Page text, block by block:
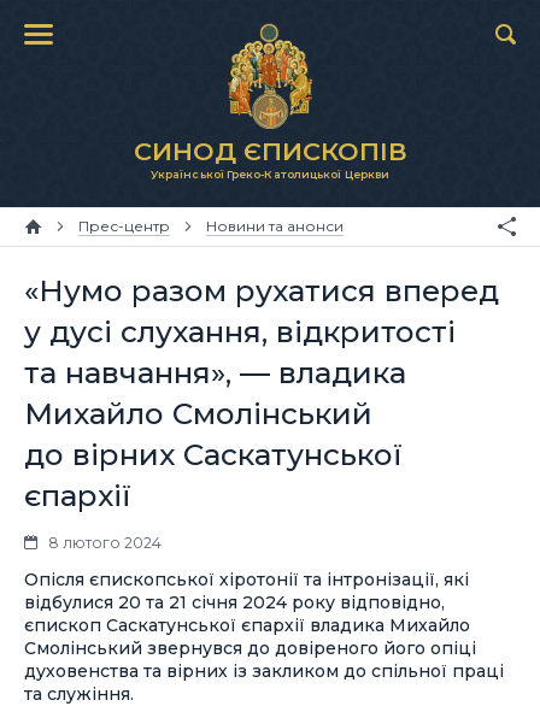
СИНОД ЄПИСКОПІВ
Української Греко-Католицької Церкви
Прес-центр Новини та анонси
«Нумо разом рухатися вперед
у дусі слухання, відкритості
та навчання», — владика
Михайло Смолінський
до вірних Саскатунської
єпархії
8 лютого 2024
Опісля єпископської хіротонії та інтронізації, які
відбулися 20 та 21 січня 2024 року відповідно,
єпископ Саскатунської єпархії владика Михайло
Смолінський звернувся до довіреного його опіці
духовенства та вірних із закликом до спільної праці
та служіння.